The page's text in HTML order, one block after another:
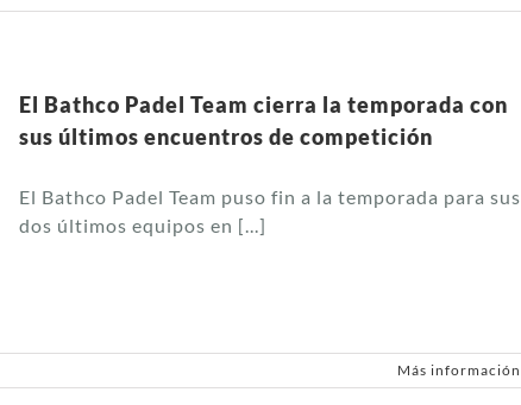
El Bathco Padel Team cierra la temporada con
sus últimos encuentros de competición
El Bathco Padel Team puso fin a la temporada para sus
dos últimos equipos en [...]
Más información